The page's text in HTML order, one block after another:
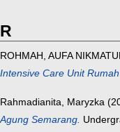
R
ROHMAH, AUFA
Intensive Care Unit
Rahmadianita, Maryzka
Agung Semarang.